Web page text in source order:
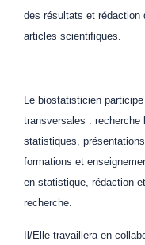
des résultats et rédaction
articles scientifiques.
Le biostatisticien
transversales : recherche
statistiques,
formations et
en statistique, rédaction
recherche.
Il/Elle travaillera en